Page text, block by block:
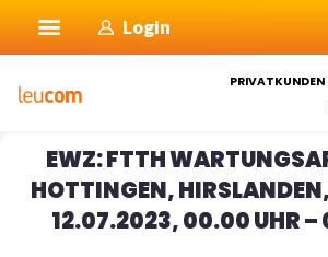
Inhalt
springen
Login
PRIVATKUNDEN
EWZ: FTTH
HOTTINGEN,
12.07.2023, 00.00 UHR –